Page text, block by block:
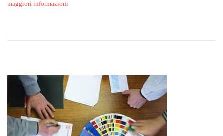
maggiori informazioni